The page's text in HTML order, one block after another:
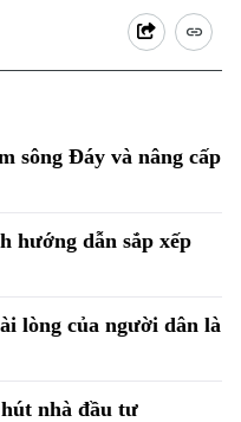
sông Đáy và nâng cấp
hướng dẫn sắp xếp
lòng của người dân là
nhà đầu tư